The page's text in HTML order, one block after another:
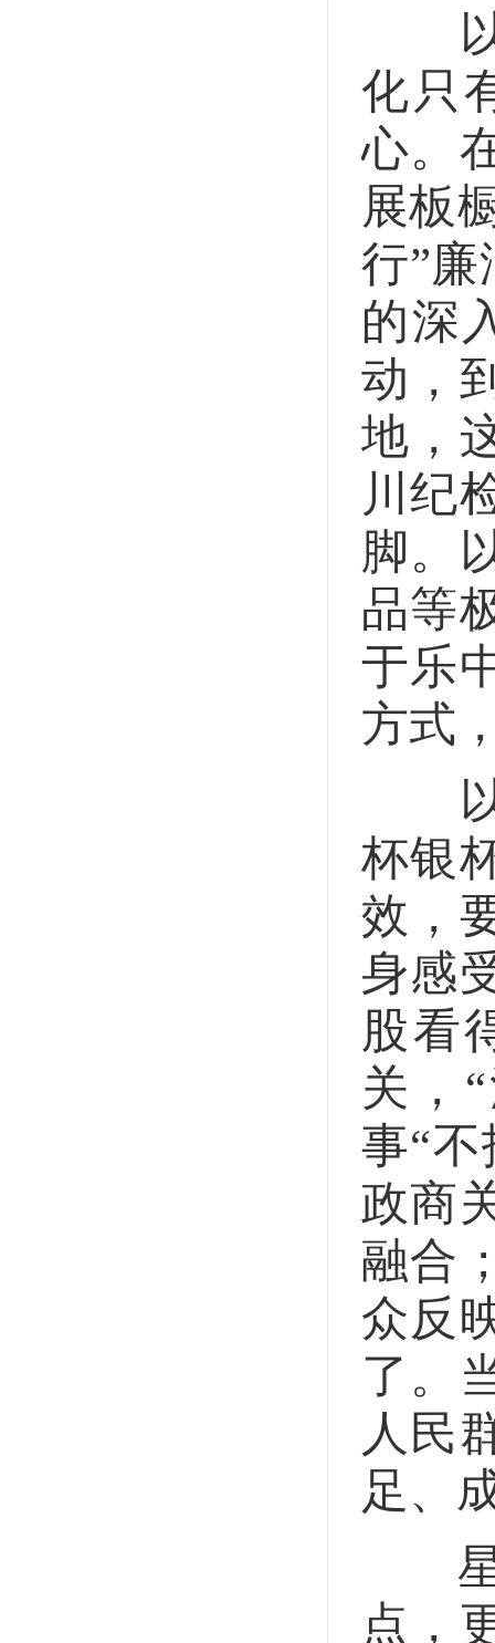
以“
化只
心。
展板
行”廉
的深
动，
地，
川纪
脚。
品等
于乐
方式
以“
杯银
效，
身感
股看
关，
事“
政商
融合
众反
了。
人民
足、
星
点，